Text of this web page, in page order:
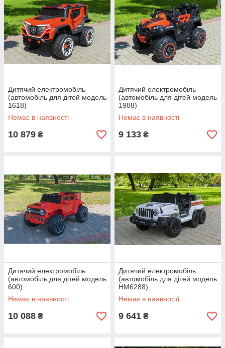
Дитячий електромобіль
(автомобіль для дітей модель
1618)
Немає в наявності
10 879 ₴
Дитячий електромобіль
(автомобіль для дітей модель
1988)
Немає в наявності
9 133 ₴
Дитячий електромобіль
(автомобіль для дітей модель
600)
Немає в наявності
10 088 ₴
Дитячий електромобіль
(автомобіль для дітей модель
HM6288)
Немає в наявності
9 641 ₴